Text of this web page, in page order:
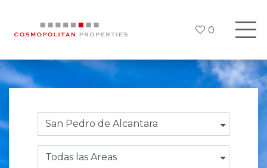
0
San Pedro de Alcantara
Todas las Areas